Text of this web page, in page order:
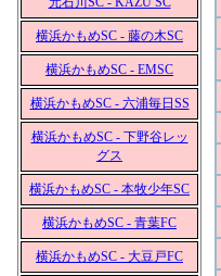
横浜かもめSC - 藤の木SC
横浜かもめSC - EMSC
横浜かもめSC - 六浦毎日SS
横浜かもめSC - 下野谷レッ
グス
横浜かもめSC - 本牧少年SC
横浜かもめSC - 青葉FC
横浜かもめSC - 大豆戸FC